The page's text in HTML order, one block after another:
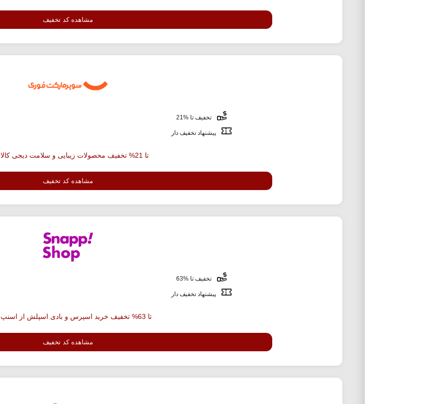
مشاهده کد تخفیف
تخفیف تا %21
پیشنهاد تخفیف دار
تا 21% تخفیف محصولات زیبایی و سلامت دیجی کالا جت
مشاهده کد تخفیف
تخفیف تا %63
پیشنهاد تخفیف دار
تا 63% تخفیف خرید اسپرس و بادی اسپلش از اسنپ شاپ
مشاهده کد تخفیف